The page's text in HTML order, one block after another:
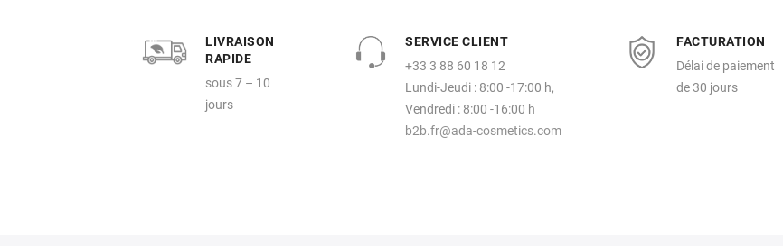
LIVRAISON
RAPIDE
sous 7 – 10
jours
SERVICE CLIENT
+33 3 88 60 18 12
Lundi-Jeudi : 8:00 -17:00 h,
Vendredi : 8:00 -16:00 h
b2b.fr@ada-cosmetics.com
FACTURATION
Délai de paiement
de 30 jours